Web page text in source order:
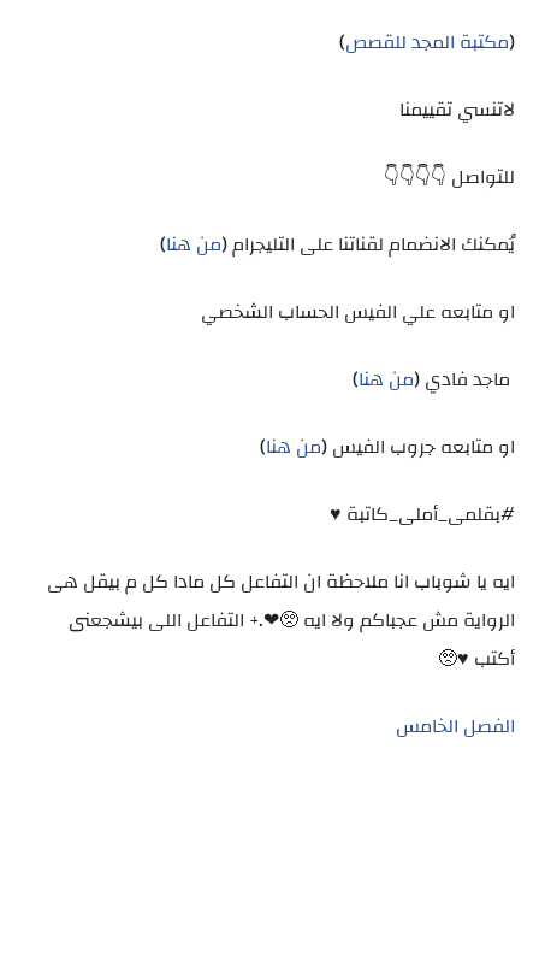
(مكتبة المجد للقصص)
لاتنسي تقييمنا
للتواصل 👇👇👇👇
يُمكنك الانضمام لقناتنا على التليجرام (من هنا)
او متابعه علي الفيس الحساب الشخصي
ماجد فادي (من هنا)
او متابعه جروب الفيس (من هنا)
#بقلمى_أملى_كاتبة ♥️
ايه يا شوباب انا ملاحظة ان التفاعل كل مادا كل م بيقل هى
الرواية مش عجباكم ولا ايه 🥺❤.+ التفاعل اللى بيشجعنى
أكتب ♥️🥺
الفصل الخامس